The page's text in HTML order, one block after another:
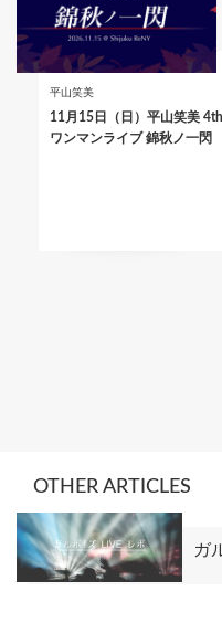
平山笑美
11月15日（日）平山笑美 4th
ワンマンライブ 錦秋ノ一閃
OTHER ARTICLES
ガ